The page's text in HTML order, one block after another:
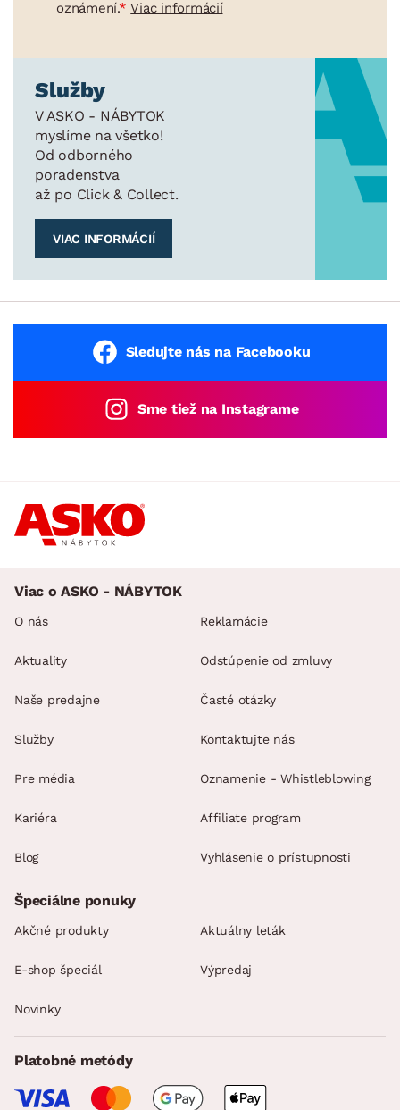
oznámení.
Viac informácií
Služby
V ASKO - NÁBYTOK
myslíme na všetko!
Od odborného
poradenstva
až po Click & Collect.
VIAC INFORMÁCIÍ
Sledujte nás na Facebooku
Sme tiež na Instagrame
Viac o ASKO - NÁBYTOK
O nás
Aktuality
Naše predajne
Služby
Pre média
Kariéra
Blog
Reklamácie
Odstúpenie od zmluvy
Časté otázky
Kontaktujte nás
Oznamenie - Whistleblowing
Affiliate program
Vyhlásenie o prístupnosti
Špeciálne ponuky
Akčné produkty Aktuálny leták
E-shop špeciál Výpredaj
Novinky
Platobné metódy